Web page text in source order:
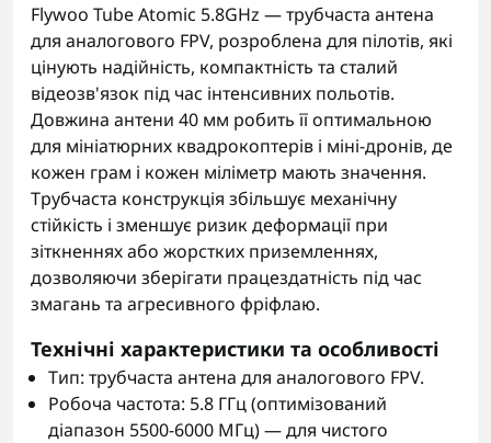
Flywoo Tube Atomic 5.8GHz — трубчаста антена
для аналогового FPV, розроблена для пілотів, які
цінують надійність, компактність та сталий
відеозв'язок під час інтенсивних польотів.
Довжина антени 40 мм робить її оптимальною
для мініатюрних квадрокоптерів і міні-дронів, де
кожен грам і кожен міліметр мають значення.
Трубчаста конструкція збільшує механічну
стійкість і зменшує ризик деформації при
зіткненнях або жорстких приземленнях,
дозволяючи зберігати працездатність під час
змагань та агресивного фріфлаю.
Технічні характеристики та особливості
Тип: трубчаста антена для аналогового FPV.
Робоча частота: 5.8 ГГц (оптимізований
діапазон 5500-6000 МГц) — для чистого